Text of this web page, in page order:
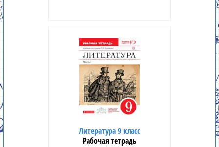
Литература 9 класс
Рабочая тетрадь